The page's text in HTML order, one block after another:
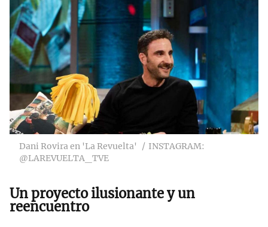
Dani Rovira en 'La Revuelta'
INSTAGRAM:
@LAREVUELTA_TVE
Un proyecto ilusionante y un
reencuentro